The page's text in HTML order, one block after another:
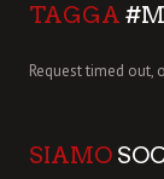
TAGGA
Request timed out,
SIAMO